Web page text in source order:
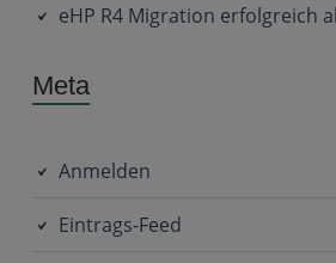
eHP R4 Migration erfolgreich
Meta
Anmelden
Eintrags-Feed